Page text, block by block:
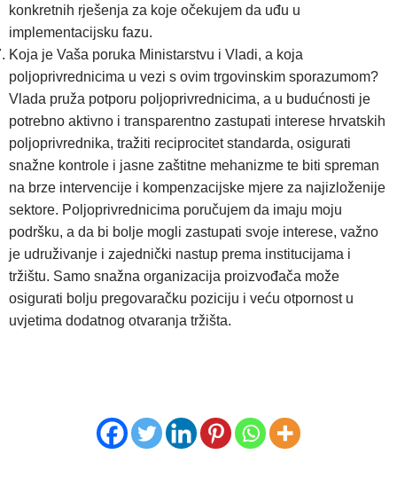
konkretnih rješenja za koje očekujem da uđu u
implementacijsku fazu.
Koja je Vaša poruka Ministarstvu i Vladi, a koja
poljoprivrednicima u vezi s ovim trgovinskim sporazumom?
Vlada pruža potporu poljoprivrednicima, a u budućnosti je
potrebno aktivno i transparentno zastupati interese hrvatskih
poljoprivrednika, tražiti reciprocitet standarda, osigurati
snažne kontrole i jasne zaštitne mehanizme te biti spreman
na brze intervencije i kompenzacijske mjere za najizloženije
sektore. Poljoprivrednicima poručujem da imaju moju
podršku, a da bi bolje mogli zastupati svoje interese, važno
je udruživanje i zajednički nastup prema institucijama i
tržištu. Samo snažna organizacija proizvođača može
osigurati bolju pregovaračku poziciju i veću otpornost u
uvjetima dodatnog otvaranja tržišta.